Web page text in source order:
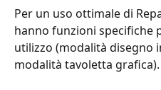
Per un uso ottimale di
hanno funzioni specifiche
utilizzo (modalità disegno
modalità tavoletta grafica).